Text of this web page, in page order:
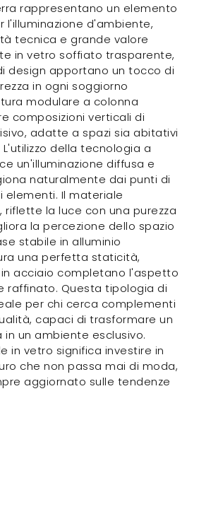
rappresentano un elemento
l'illuminazione d'ambiente,
tecnica e grande valore
in vetro soffiato trasparente,
design apportano un tocco di
in ogni soggiorno
modulare a colonna
composizioni verticali di
adatte a spazi sia abitativi
della tecnologia a
un'illuminazione diffusa e
naturalmente dai punti di
elementi. Il materiale
riflette la luce con una purezza
la percezione dello spazio
stabile in alluminio
una perfetta staticità,
acciaio completano l'aspetto
raffinato. Questa tipologia di
per chi cerca complementi
capaci di trasformare un
un ambiente esclusivo.
in vetro significa investire in
che non passa mai di moda,
aggiornato sulle tendenze